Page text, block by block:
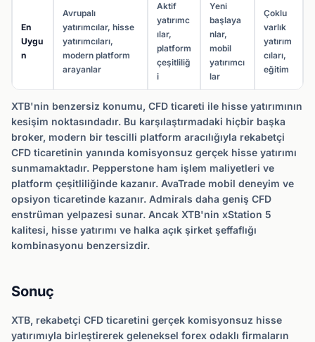
En
Uygu
n
Avrupalı
yatırımcılar, hisse
yatırımcıları,
modern platform
arayanlar
Aktif
yatırımc
ılar,
platform
çeşitliliğ
i
Yeni
başlaya
nlar,
mobil
yatırımcı
lar
Çoklu
varlık
yatırım
cıları,
eğitim
XTB'nin benzersiz konumu, CFD ticareti ile hisse yatırımının
kesişim noktasındadır. Bu karşılaştırmadaki hiçbir başka
broker, modern bir tescilli platform aracılığıyla rekabetçi
CFD ticaretinin yanında komisyonsuz gerçek hisse yatırımı
sunmamaktadır. Pepperstone ham işlem maliyetleri ve
platform çeşitliliğinde kazanır. AvaTrade mobil deneyim ve
opsiyon ticaretinde kazanır. Admirals daha geniş CFD
enstrüman yelpazesi sunar. Ancak XTB'nin xStation 5
kalitesi, hisse yatırımı ve halka açık şirket şeffaflığı
kombinasyonu benzersizdir.
Sonuç
XTB, rekabetçi CFD ticaretini gerçek komisyonsuz hisse
yatırımıyla birleştirerek geleneksel forex odaklı firmaların